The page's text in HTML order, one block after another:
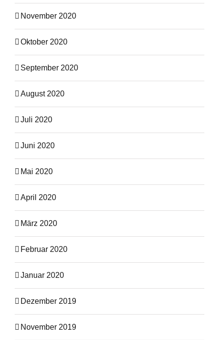
November 2020
Oktober 2020
September 2020
August 2020
Juli 2020
Juni 2020
Mai 2020
April 2020
März 2020
Februar 2020
Januar 2020
Dezember 2019
November 2019